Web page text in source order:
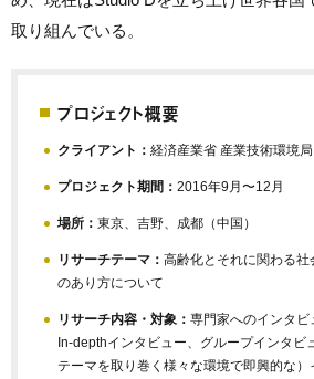
取り組んでいる。
プロジェクト概要
クライアント： 経済産業省 産業技術環境局
プロジェクト期間： 2016年9月〜12月
場所： 東京、吉野、成都（中国）
リサーチテーマ： 高齢化とそれに関わる
のあり方について
リサーチ内容・対象： 専門家へのインタ
In-depthインタビュー、グループインタビ
テーマを取り巻く様々な環境で即興的な）